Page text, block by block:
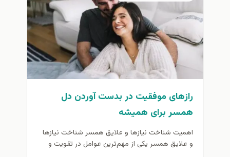
رازهای موفقیت در بدست آوردن دل
همسر برای همیشه
اهمیت شناخت نیازها و علایق همسر شناخت نیازها
و علایق همسر یکی از مهم‌ترین عوامل در تقویت و